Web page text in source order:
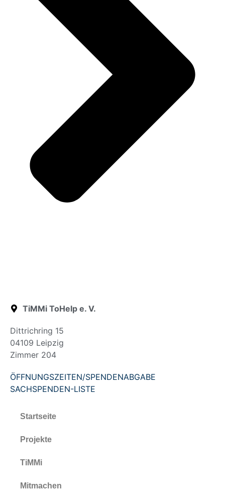
TiMMi ToHelp e. V.
Dittrichring 15
04109 Leipzig
Zimmer 204
ÖFFNUNGSZEITEN/SPENDENABGABE
SACHSPENDEN-LISTE
Startseite
Projekte
TiMMi
Mitmachen